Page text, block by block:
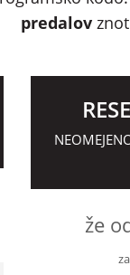
predalov
že